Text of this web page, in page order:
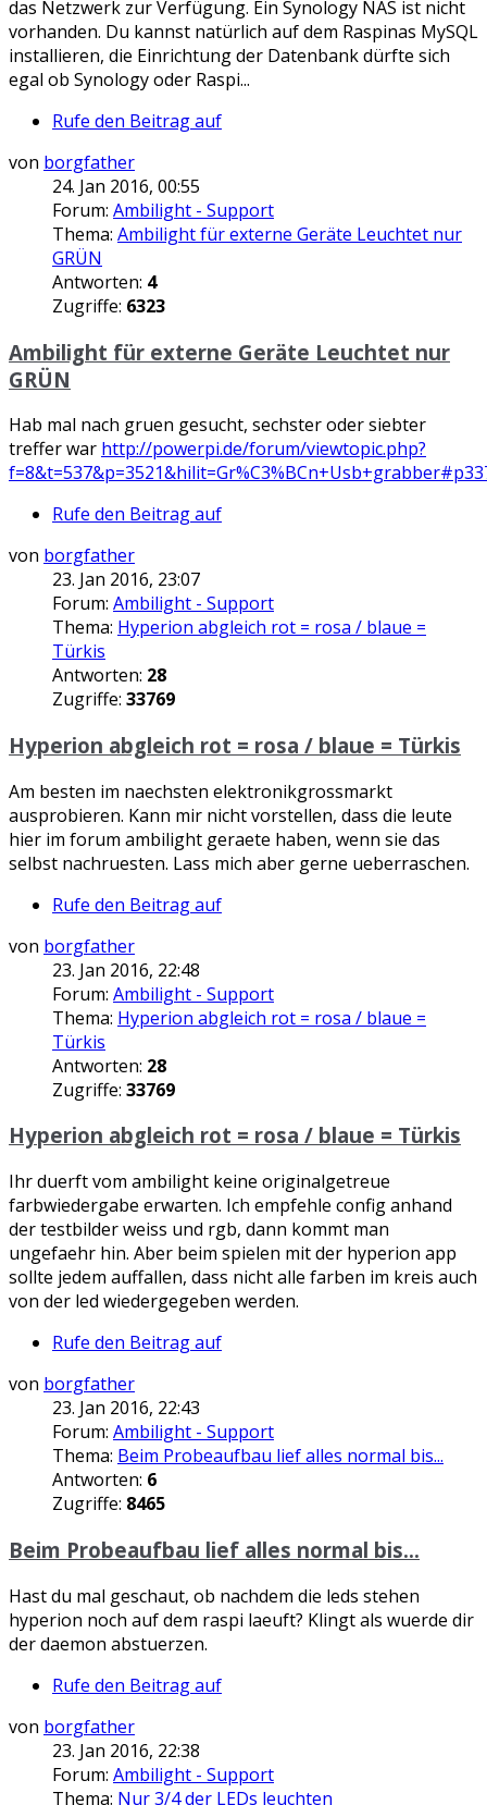
das Netzwerk zur Verfügung. Ein Synology NAS ist nicht
vorhanden. Du kannst natürlich auf dem Raspinas MySQL
installieren, die Einrichtung der Datenbank dürfte sich
egal ob Synology oder Raspi...
Rufe den Beitrag auf
von borgfather
24. Jan 2016, 00:55
Forum: Ambilight - Support
Thema: Ambilight für externe Geräte Leuchtet nur
GRÜN
Antworten: 4
Zugriffe: 6323
Ambilight für externe Geräte Leuchtet nur
GRÜN
Hab mal nach gruen gesucht, sechster oder siebter
treffer war http://powerpi.de/forum/viewtopic.php?
Rufe den Beitrag auf
von borgfather
23. Jan 2016, 23:07
Forum: Ambilight - Support
Thema: Hyperion abgleich rot = rosa / blaue =
Türkis
Antworten: 28
Zugriffe: 33769
Hyperion abgleich rot = rosa / blaue = Türkis
Am besten im naechsten elektronikgrossmarkt
ausprobieren. Kann mir nicht vorstellen, dass die leute
hier im forum ambilight geraete haben, wenn sie das
selbst nachruesten. Lass mich aber gerne ueberraschen.
Rufe den Beitrag auf
von borgfather
23. Jan 2016, 22:48
Forum: Ambilight - Support
Thema: Hyperion abgleich rot = rosa / blaue =
Türkis
Antworten: 28
Zugriffe: 33769
Hyperion abgleich rot = rosa / blaue = Türkis
Ihr duerft vom ambilight keine originalgetreue
farbwiedergabe erwarten. Ich empfehle config anhand
der testbilder weiss und rgb, dann kommt man
ungefaehr hin. Aber beim spielen mit der hyperion app
sollte jedem auffallen, dass nicht alle farben im kreis auch
von der led wiedergegeben werden.
Rufe den Beitrag auf
von borgfather
23. Jan 2016, 22:43
Forum: Ambilight - Support
Thema: Beim Probeaufbau lief alles normal bis...
Antworten: 6
Zugriffe: 8465
Beim Probeaufbau lief alles normal bis...
Hast du mal geschaut, ob nachdem die leds stehen
hyperion noch auf dem raspi laeuft? Klingt als wuerde dir
der daemon abstuerzen.
Rufe den Beitrag auf
von borgfather
23. Jan 2016, 22:38
Forum: Ambilight - Support
Thema: Nur 3/4 der LEDs leuchten